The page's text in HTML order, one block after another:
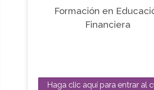
Formación en
Financiera
Haga clic aquí para entrar al